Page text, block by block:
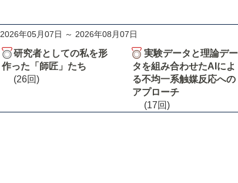
2026年05月07日 ～ 2026年08月07日
研究者としての私を形
作った「師匠」たち
(26回)
実験データと理論デー
タを組み合わせたAIによ
る不均一系触媒反応への
アプローチ
(17回)